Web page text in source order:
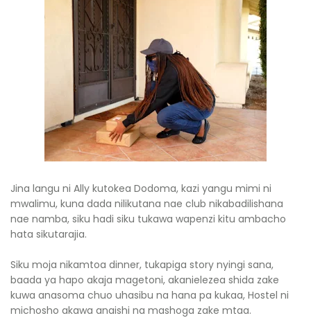
Jina langu ni Ally kutokea Dodoma, kazi yangu mimi ni
mwalimu, kuna dada nilikutana nae club nikabadilishana
nae namba, siku hadi siku tukawa wapenzi kitu ambacho
hata sikutarajia.
Siku moja nikamtoa dinner, tukapiga story nyingi sana,
baada ya hapo akaja magetoni, akanielezea shida zake
kuwa anasoma chuo uhasibu na hana pa kukaa, Hostel ni
michosho akawa anaishi na mashoga zake mtaa.